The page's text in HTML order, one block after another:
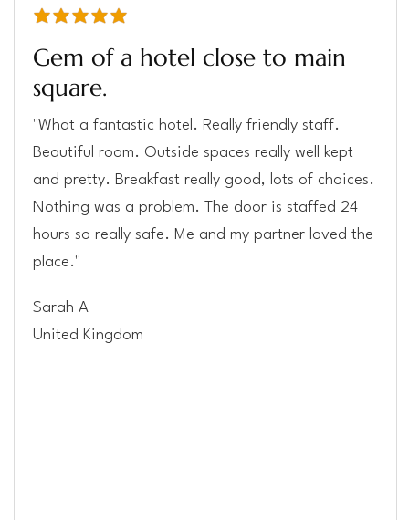
la calificación promedio es 5 de 5
Gem of a hotel close to main
square.
"What a fantastic hotel. Really friendly staff.
Beautiful room. Outside spaces really well kept
and pretty. Breakfast really good, lots of choices.
Nothing was a problem. The door is staffed 24
hours so really safe. Me and my partner loved the
place."
Sarah A
United Kingdom